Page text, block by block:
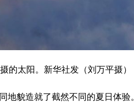
太阳。新华社发（刘万平摄）
貌造就了截然不同的夏日体验。